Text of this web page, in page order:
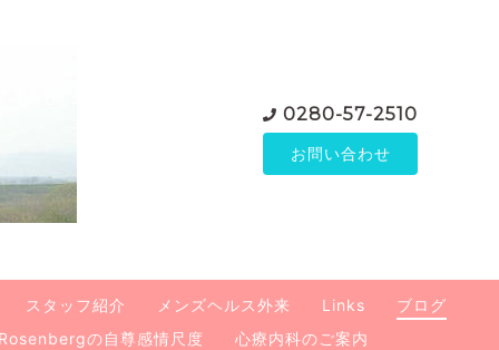
0280-57-2510
お問い合わせ
スタッフ紹介 メンズヘルス外来 Links
ブログ
Rosenbergの自尊感情尺度
心療内科のご案内